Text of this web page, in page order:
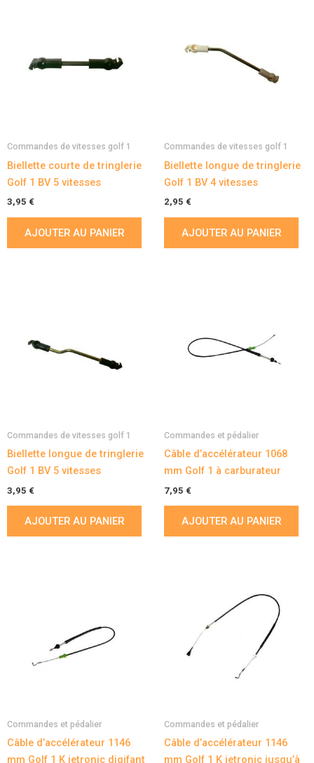
Commandes de vitesses golf 1
Biellette courte de tringlerie
Golf 1 BV 5 vitesses
3,95 €
AJOUTER AU PANIER
Commandes de vitesses golf 1
Biellette longue de tringlerie
Golf 1 BV 4 vitesses
2,95 €
AJOUTER AU PANIER
Commandes de vitesses golf 1
Biellette longue de tringlerie
Golf 1 BV 5 vitesses
3,95 €
AJOUTER AU PANIER
Commandes et pédalier
Câble d’accélérateur 1068
mm Golf 1 à carburateur
7,95 €
AJOUTER AU PANIER
Commandes et pédalier
Câble d’accélérateur 1146
mm Golf 1 K jetronic digifant
Commandes et pédalier
Câble d’accélérateur 1146
mm Golf 1 K jetronic jusqu’à